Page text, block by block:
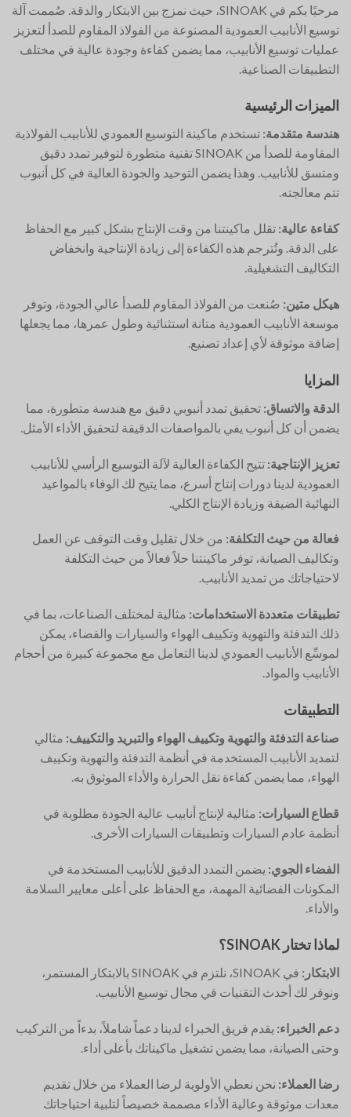
مرحبًا بكم في SINOAK، حيث نمزج بين الابتكار والدقة. صُممت آلة
توسيع الأنابيب العمودية المصنوعة من الفولاذ المقاوم للصدأ لتعزيز
عمليات توسيع الأنابيب، مما يضمن كفاءة وجودة عالية في مختلف
التطبيقات الصناعية.
الميزات الرئيسية
هندسة متقدمة: تستخدم ماكينة التوسيع العمودي للأنابيب الفولاذية
المقاومة للصدأ من SINOAK تقنية متطورة لتوفير تمدد دقيق
ومتسق للأنابيب. وهذا يضمن التوحيد والجودة العالية في كل أنبوب
تتم معالجته.
كفاءة عالية: تقلل ماكينتنا من وقت الإنتاج بشكل كبير مع الحفاظ
على الدقة. وتُترجم هذه الكفاءة إلى زيادة الإنتاجية وانخفاض
التكاليف التشغيلية.
هيكل متين: صُنعت من الفولاذ المقاوم للصدأ عالي الجودة، وتوفر
موسعة الأنابيب العمودية متانة استثنائية وطول عمرها، مما يجعلها
إضافة موثوقة لأي إعداد تصنيع.
المزايا
الدقة والاتساق: تحقيق تمدد أنبوبي دقيق مع هندسة متطورة، مما
يضمن أن كل أنبوب يفي بالمواصفات الدقيقة لتحقيق الأداء الأمثل.
تعزيز الإنتاجية: تتيح الكفاءة العالية لآلة التوسيع الرأسي للأنابيب
العمودية لدينا دورات إنتاج أسرع، مما يتيح لك الوفاء بالمواعيد
النهائية الضيقة وزيادة الإنتاج الكلي.
فعالة من حيث التكلفة: من خلال تقليل وقت التوقف عن العمل
وتكاليف الصيانة، توفر ماكينتنا حلاً فعالاً من حيث التكلفة
لاحتياجاتك من تمديد الأنابيب.
تطبيقات متعددة الاستخدامات: مثالية لمختلف الصناعات، بما في
ذلك التدفئة والتهوية وتكييف الهواء والسيارات والفضاء، يمكن
لموسِّع الأنابيب العمودي لدينا التعامل مع مجموعة كبيرة من أحجام
الأنابيب والمواد.
التطبيقات
صناعة التدفئة والتهوية وتكييف الهواء والتبريد والتكييف: مثالي
لتمديد الأنابيب المستخدمة في أنظمة التدفئة والتهوية وتكييف
الهواء، مما يضمن كفاءة نقل الحرارة والأداء الموثوق به.
قطاع السيارات: مثالية لإنتاج أنابيب عالية الجودة مطلوبة في
أنظمة عادم السيارات وتطبيقات السيارات الأخرى.
الفضاء الجوي: يضمن التمدد الدقيق للأنابيب المستخدمة في
المكونات الفضائية المهمة، مع الحفاظ على أعلى معايير السلامة
والأداء.
لماذا تختار SINOAK؟
الابتكار:
في SINOAK، نلتزم في SINOAK بالابتكار المستمر،
ونوفر لك أحدث التقنيات في مجال توسيع الأنابيب.
دعم الخبراء: يقدم فريق الخبراء لدينا دعماً شاملاً، بدءاً من التركيب
وحتى الصيانة، مما يضمن تشغيل ماكيناتك بأعلى أداء.
رضا العملاء: نحن نعطي الأولوية لرضا العملاء من خلال تقديم
معدات موثوقة وعالية الأداء مصممة خصيصاً لتلبية احتياجاتك